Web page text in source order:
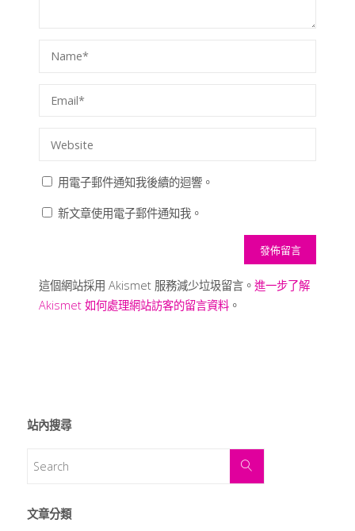
用電子郵件通知我後續的迴響。
新文章使用電子郵件通知我。
這個網站採用 Akismet 服務減少垃圾留言。 進一步了解
Akismet 如何處理網站訪客的留言資料。
站內搜尋
文章分類